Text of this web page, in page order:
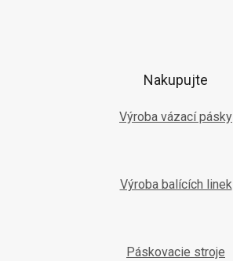
Nakupujte
Výroba vázací pásky
Výroba balících linek
Páskovacie stroje